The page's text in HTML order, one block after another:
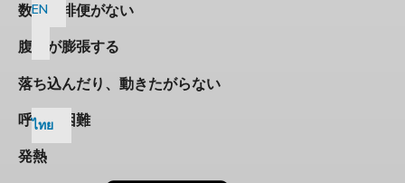
EN
ไทย
数時間排便がない
腹部が膨張する
落ち込んだり、動きたがらない
呼吸が困難
発熱